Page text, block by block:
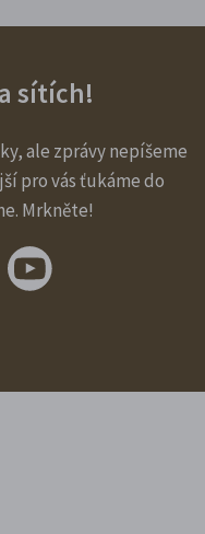
sítích!
ale zprávy nepíšeme
pro vás ťukáme do
Mrkněte!